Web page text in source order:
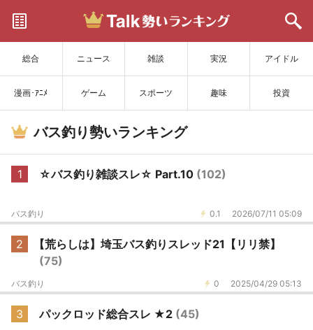
総合 ニュース 雑談 実況 アイドル
漫画･ｱﾆﾒ ゲーム スポーツ 趣味 投資
サイトを更新
バス釣り勢いランキング
1 ☆バス釣り雑談スレ☆ Part.10 (102)
0.1 2026/07/11 05:09
バス釣り
2
【荒らしは】埼玉バス釣りスレッド21【リリ禁】
(75)
0 2025/04/29 05:13
バス釣り
3 パックロッド総合スレ ★2 (45)